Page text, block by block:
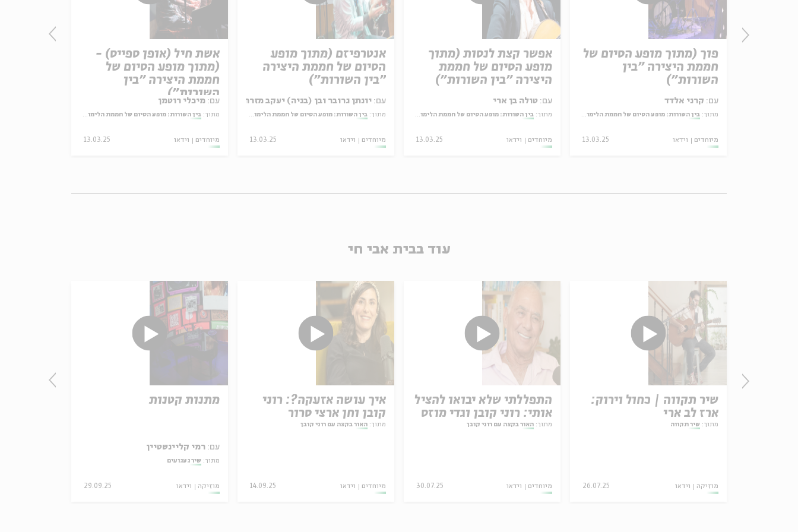
אשת חיל (אופן ספייס) -
(מתוך מופע הסיום של
חממת היצירה "בין
השורות")
עם: מיכלי רוטמן
מתוך: בין השורות: מופע הסיום של חממת הלימוד והיצירה בעין הסערה
מיוחדים וידאו 13.03.25
אנטרפיזם (מתוך מופע
הסיום של חממת היצירה
"בין השורות")
עם: יונתן גרובר ובן (בניה) יעקב מזרחי
מתוך: בין השורות: מופע הסיום של חממת הלימוד והיצירה בעין הסערה
מיוחדים וידאו 13.03.25
אפשר קצת לנסות (מתוך
מופע הסיום של חממת
היצירה "בין השורות")
עם: טולה בן ארי
מתוך: בין השורות: מופע הסיום של חממת הלימוד והיצירה בעין הסערה
מיוחדים וידאו 13.03.25
פוך (מתוך מופע הסיום של
חממת היצירה "בין
השורות")
עם: קרני אלדד
מתוך: בין השורות: מופע הסיום של חממת הלימוד והיצירה בעין הסערה
מיוחדים וידאו 13.03.25
עוד בבית אבי חי
מתנות קטנות
עם: רמי קליינשטיין
מתוך: שיר געגועים
מוזיקה וידאו 29.09.25
איך עושה אזעקה?: רוני
קובן וחן ארצי סרור
מתוך: האור בקצה עם רוני קובן
מיוחדים וידאו 14.09.25
התפללתי שלא יבואו להציל
אותי: רוני קובן וגדי מוזס
מתוך: האור בקצה עם רוני קובן
מיוחדים וידאו 30.07.25
שיר תקווה | כחול וירוק:
ארז לב ארי
מתוך: שיר תקווה
מוזיקה וידאו 26.07.25